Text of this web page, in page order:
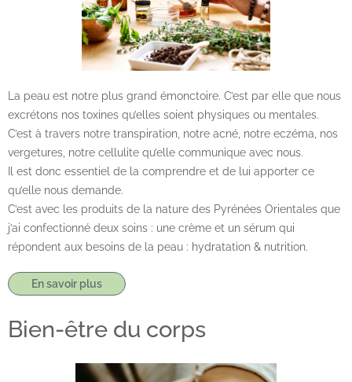
La peau est notre plus grand émonctoire. C’est par elle que nous
excrétons nos toxines qu’elles soient physiques ou mentales.
C’est à travers notre transpiration, notre acné, notre eczéma, nos
vergetures, notre cellulite qu’elle communique avec nous.
Il est donc essentiel de la comprendre et de lui apporter ce
qu’elle nous demande.
C’est avec les produits de la nature des Pyrénées Orientales que
j’ai confectionné deux soins : une crème et un sérum qui
répondent aux besoins de la peau : hydratation & nutrition.
En savoir plus
Bien-être du corps